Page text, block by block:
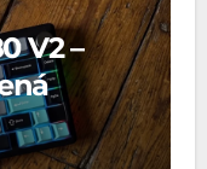
V2 –